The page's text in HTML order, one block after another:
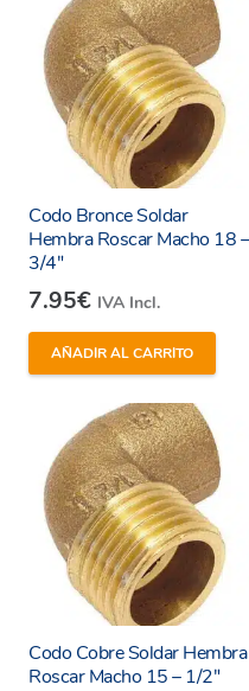
Codo Bronce Soldar
Hembra Roscar Macho 18 –
3/4″
7.95€ IVA Incl.
AÑADIR AL CARRITO
Codo Cobre Soldar Hembra
Roscar Macho 15 – 1/2″